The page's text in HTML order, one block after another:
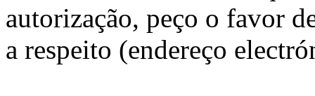
autorização, peço o favor
a respeito (endereço